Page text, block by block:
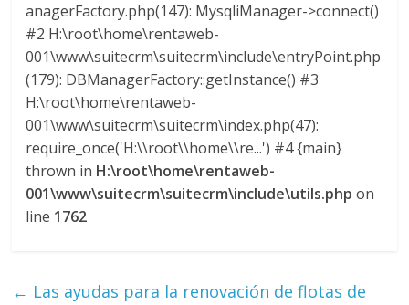
anagerFactory.php(147): MysqliManager->connect()
#2 H:\root\home\rentaweb-
001\www\suitecrm\suitecrm\include\entryPoint.php
(179): DBManagerFactory::getInstance() #3
H:\root\home\rentaweb-
001\www\suitecrm\suitecrm\index.php(47):
require_once('H:\\root\\home\\re...') #4 {main}
thrown in H:\root\home\rentaweb-
001\www\suitecrm\suitecrm\include\utils.php on
line 1762
← Las ayudas para la renovación de flotas de